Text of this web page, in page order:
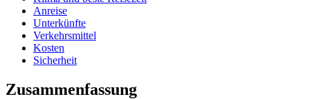
Anreise
Unterkünfte
Verkehrsmittel
Kosten
Sicherheit
Zusammenfassung